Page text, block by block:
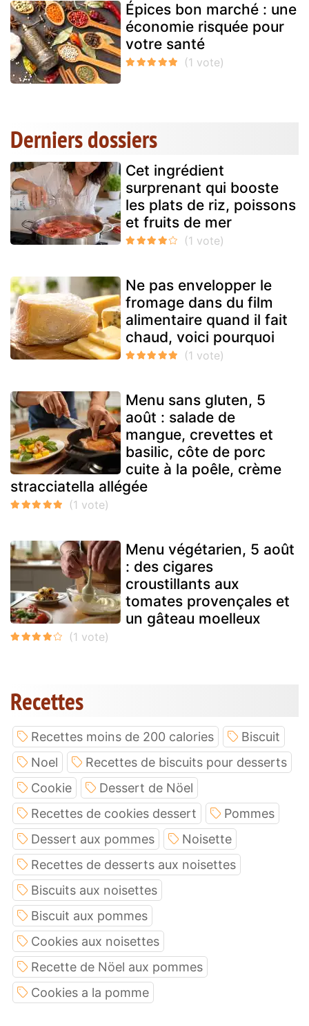
Épices bon marché : une
économie risquée pour
votre santé
Derniers dossiers
Cet ingrédient
surprenant qui booste
les plats de riz, poissons
et fruits de mer
Ne pas envelopper le
fromage dans du film
alimentaire quand il fait
chaud, voici pourquoi
Menu sans gluten, 5
août : salade de
mangue, crevettes et
basilic, côte de porc
cuite à la poêle, crème
stracciatella allégée
Menu végétarien, 5 août
: des cigares
croustillants aux
tomates provençales et
un gâteau moelleux
Recettes
Recettes moins de 200 calories
Biscuit
Noel
Recettes de biscuits pour desserts
Cookie
Dessert de Nöel
Recettes de cookies dessert
Pommes
Dessert aux pommes
Noisette
Recettes de desserts aux noisettes
Biscuits aux noisettes
Biscuit aux pommes
Cookies aux noisettes
Recette de Nöel aux pommes
Cookies a la pomme